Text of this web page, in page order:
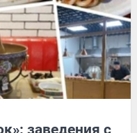
заведения с